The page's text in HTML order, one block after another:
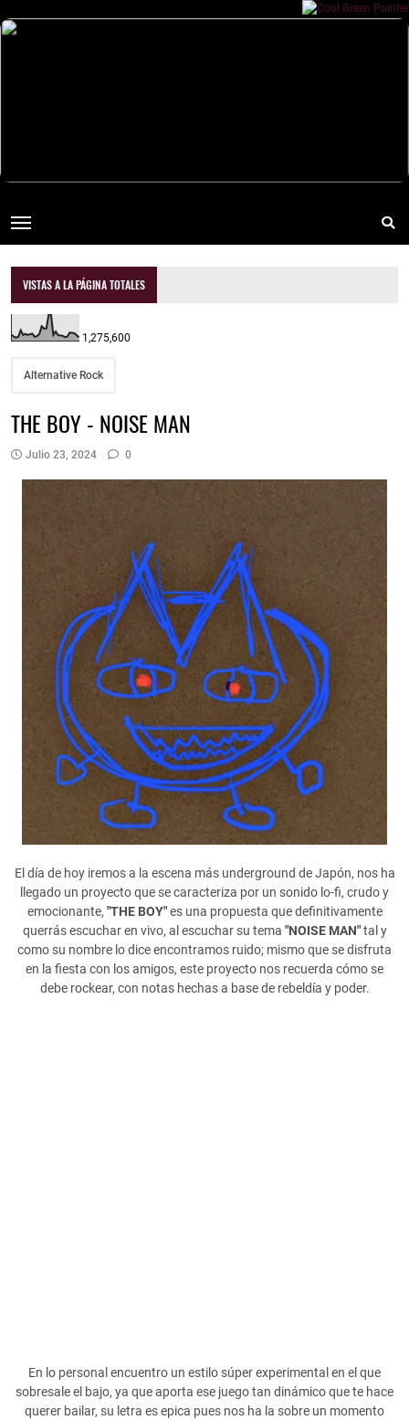
VISTAS A LA PÁGINA TOTALES
1,275,600
Alternative Rock
THE BOY - NOISE MAN
Julio 23, 2024 0
El día de hoy iremos a la escena más underground de Japón, nos ha
llegado un proyecto que se caracteriza por un sonido lo-fi, crudo y
emocionante, "THE BOY"es una propuesta que definitivamente
querrás escuchar en vivo, al escuchar su tema "NOISE MAN"tal y
como su nombre lo dice encontramos ruido; mismo que se disfruta
en la fiesta con los amigos, este proyecto nos recuerda cómo se
debe rockear, con notas hechas a base de rebeldía y poder.
En lo personal encuentro un estilo súper experimental en el que
sobresale el bajo, ya que aporta ese juego tan dinámico que te hace
querer bailar, su letra es epica pues nos ha la sobre un momento